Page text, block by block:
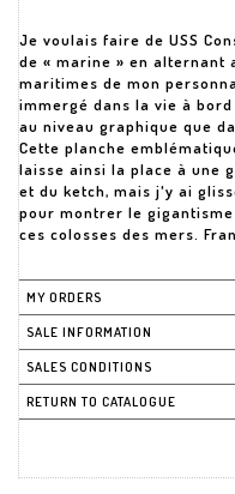
Je voulais faire de USS
de « marine » en alternant
maritimes de mon
immergé dans la vie à
au niveau graphique que
Cette planche
laisse ainsi la place à une
et du ketch, mais j'y ai
pour montrer le
ces colosses des mers.
MY ORDERS
SALE INFORMATION
SALES CONDITIONS
RETURN TO CATALOGUE